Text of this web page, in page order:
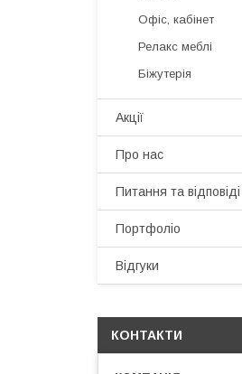
Офіс, кабінет
Релакс меблі
Біжутерія
Акції
Про нас
Питання та відповіді
Портфоліо
Відгуки
КОНТАКТИ